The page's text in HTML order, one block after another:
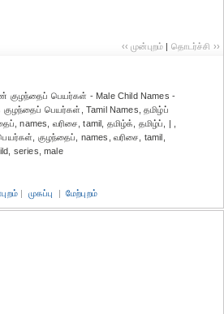
‹‹ முன்புறம் | தொடர்ச்சி ››
குழந்தைப் பெயர்கள் - Male Child Names -
குழந்தைப் பெயர்கள், Tamil Names, தமிழ்ப்
names, வரிசை, tamil, தமிழ்க், தமிழ்ப், | ,
குழந்தைப், names, வரிசை, tamil,
series, male
| முகப்பு | மேற்புறம்